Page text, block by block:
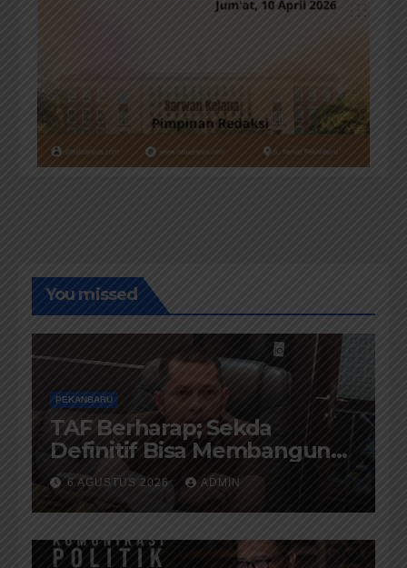
You missed
PEKANBARU
TAF Berharap; Sekda
Definitif Bisa Membangun
Komunikasi Antara
Eksekutif dan Legislatif
6 AGUSTUS 2026 ADMIN